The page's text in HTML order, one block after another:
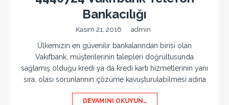
Bankacılığı
Kasım 21, 2016 admin
Ülkemizin en güvenilir bankalarından birisi olan
Vakıfbank, müşterilerinin talepleri doğrultusunda
sağlamış olduğu kredi ya da kredi kartı hizmetlerinin yanı
sıra, olası sorunlarının çözüme kavuşturulabilmesi adına
DEVAMINI OKUYUN…